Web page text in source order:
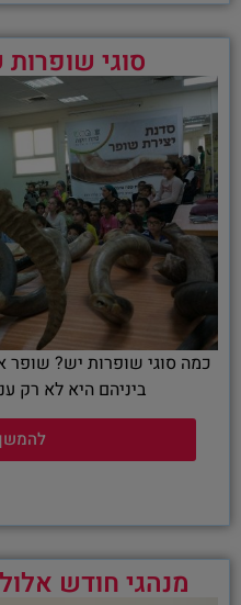
סוגי
כמה סוגי שופרות יש? שופר
ביניהם היא לא רק
מנהגי חודש